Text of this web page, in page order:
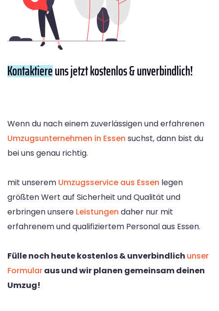
Kontaktiereuns jetzt kostenlos & unverbindlich!
Wenn du nach einem zuverlässigen und erfahrenen
Umzugsunternehmen in Essen suchst, dann bist du
bei uns genau richtig.
mit unserem Umzugsservice aus Essen legen
größten Wert auf Sicherheit und Qualität und
erbringen unsere Leistungen daher nur mit
erfahrenem und qualifiziertem Personal aus Essen.
Fülle noch heute kostenlos & unverbindlich unser
Formularaus und wir planen gemeinsam deinen
Umzug!